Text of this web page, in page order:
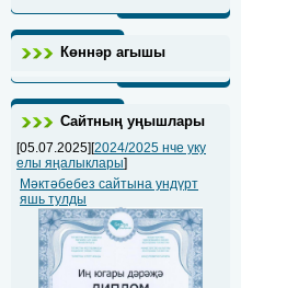
Көннәр агышы
Сайтның уңышлары
[05.07.2025][2024/2025 нче уку
елы яңалыклары]
Мәктәбебез сайтына ундүрт
яшь тулды